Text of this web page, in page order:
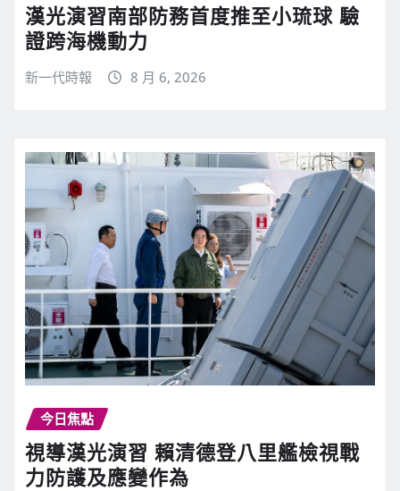
漢光演習南部防務首度推至小琉球 驗
證跨海機動力
新一代時報 8 月 6, 2026
今日焦點
視導漢光演習 賴清德登八里艦檢視戰
力防護及應變作為